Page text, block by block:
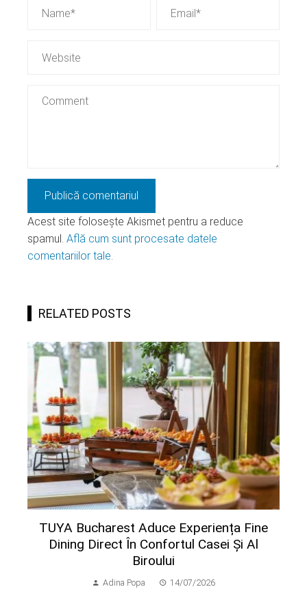
Acest site folosește Akismet pentru a reduce
spamul. Află cum sunt procesate datele
comentariilor tale.
RELATED POSTS
TUYA Bucharest Aduce Experiența Fine
Dining Direct În Confortul Casei Și Al
Biroului
Adina Popa 14/07/2026